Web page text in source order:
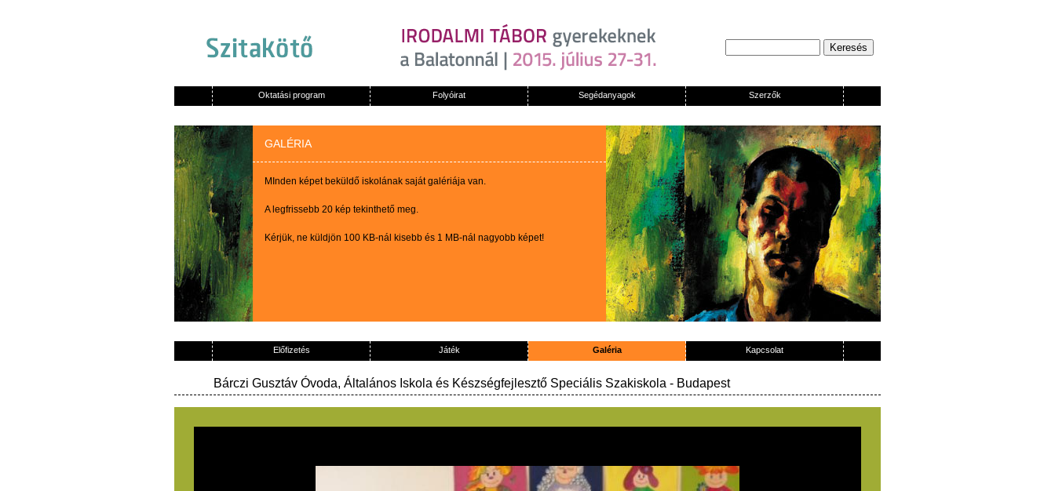
Oktatási program Folyóirat Segédanyagok Szerzők
GALÉRIA
MInden képet beküldő iskolának saját galériája van.
A legfrissebb 20 kép tekinthető meg.
Kérjük, ne küldjön 100 KB-nál kisebb és 1 MB-nál nagyobb képet!
Előfizetés Játék Galéria Kapcsolat
Bárczi Gusztáv Óvoda, Általános Iskola és Készségfejlesztő Speciális Szakiskola - Budapest